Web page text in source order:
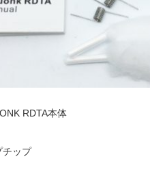
RDTA本体
チップ